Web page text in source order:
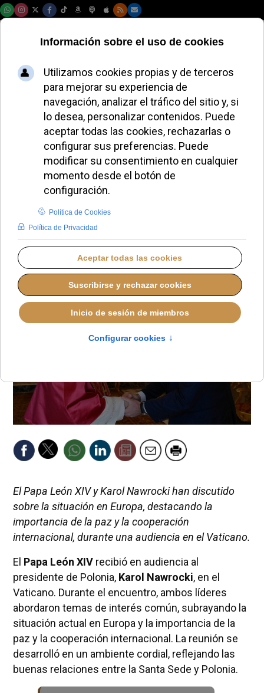
El Papa León XIV y
Karol Nawrocki
dialogan sobre la
paz en Europa en el
Vaticano
VIERNES, 05 SEPTIEMBRE 2025 15:02
El Papa León XIV y Karol Nawrocki han discutido
sobre la situación en Europa, destacando la
importancia de la paz y la cooperación
internacional, durante una audiencia en el Vaticano.
El Papa León XIVrecibió en audiencia al
presidente de Polonia, Karol Nawrocki, en el
Vaticano. Durante el encuentro, ambos líderes
abordaron temas de interés común, subrayando la
situación actual en Europa y la importancia de la
paz y la cooperación internacional. La reunión se
desarrolló en un ambiente cordial, reflejando las
buenas relaciones entre la Santa Sede y Polonia.